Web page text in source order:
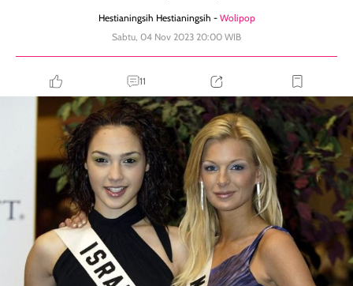
Hestianingsih Hestianingsih - Wolipop
Sabtu, 04 Nov 2023 20:00 WIB
11